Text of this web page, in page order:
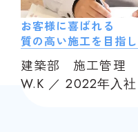
お客様に喜ばれる
質の高い施工を目指
建築部 施工管理
W.K ／ 2022年入社